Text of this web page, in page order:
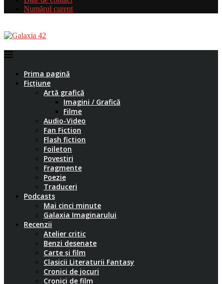
Numărul curent
Prima pagină
Ficțiune
Artă grafică
Imagini / Grafică
Filme
Audio-Video
Fan Fiction
Flash fiction
Foileton
Povestiri
Fragmente
Poezie
Traduceri
Podcasts
Mai cinci minute
Galaxia Imaginarului
Recenzii
Atelier critic
Benzi desenate
Carte și film
Clasicii Literaturii Fantasy
Cronici de jocuri
Cronici de film